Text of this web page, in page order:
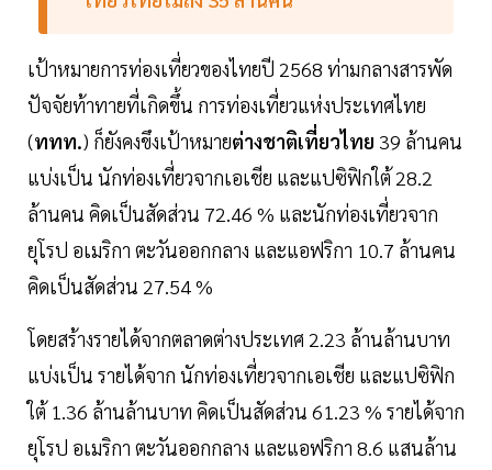
เป้าหมายการท่องเที่ยวของไทยปี 2568 ท่ามกลางสารพัด
ปัจจัยท้าทายที่เกิดขึ้น การท่องเที่ยวแห่งประเทศไทย
(ททท.) ก็ยังคงขึงเป้าหมายต่างชาติเที่ยวไทย 39 ล้านคน
แบ่งเป็น นักท่องเที่ยวจากเอเชีย และแปซิฟิกใต้ 28.2
ล้านคน คิดเป็นสัดส่วน 72.46 % และนักท่องเที่ยวจาก
ยุโรป อเมริกา ตะวันออกกลาง และแอฟริกา 10.7 ล้านคน
คิดเป็นสัดส่วน 27.54 %
โดยสร้างรายได้จากตลาดต่างประเทศ 2.23 ล้านล้านบาท
แบ่งเป็น รายได้จาก นักท่องเที่ยวจากเอเชีย และแปซิฟิก
ใต้ 1.36 ล้านล้านบาท คิดเป็นสัดส่วน 61.23 % รายได้จาก
ยุโรป อเมริกา ตะวันออกกลาง และแอฟริกา 8.6 แสนล้าน